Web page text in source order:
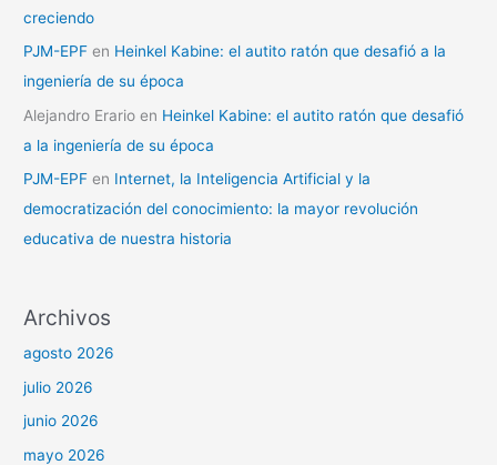
creciendo
PJM-EPF en Heinkel Kabine: el autito ratón que desafió a la
ingeniería de su época
Alejandro Erario en Heinkel Kabine: el autito ratón que desafió
a la ingeniería de su época
PJM-EPF en Internet, la Inteligencia Artificial y la
democratización del conocimiento: la mayor revolución
educativa de nuestra historia
Archivos
agosto 2026
julio 2026
junio 2026
mayo 2026